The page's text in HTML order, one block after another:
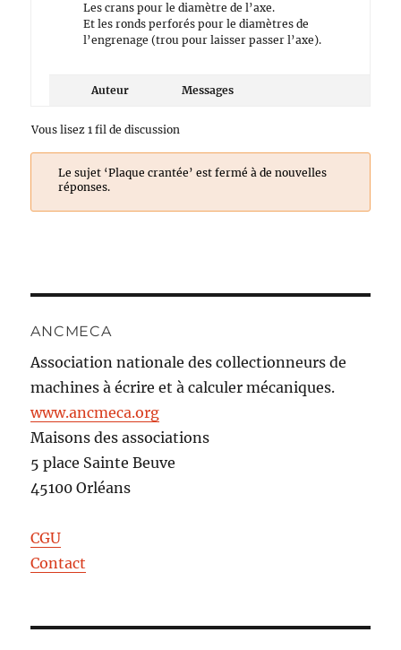
Les crans pour le diamètre de l’axe.
Et les ronds perforés pour le diamètres de
l’engrenage (trou pour laisser passer l’axe).
Auteur Messages
Vous lisez 1 fil de discussion
Le sujet ‘Plaque crantée’ est fermé à de nouvelles
réponses.
ANCMECA
Association nationale des collectionneurs de
machines à écrire et à calculer mécaniques.
www.ancmeca.org
Maisons des associations
5 place Sainte Beuve
45100 Orléans
CGU
Contact